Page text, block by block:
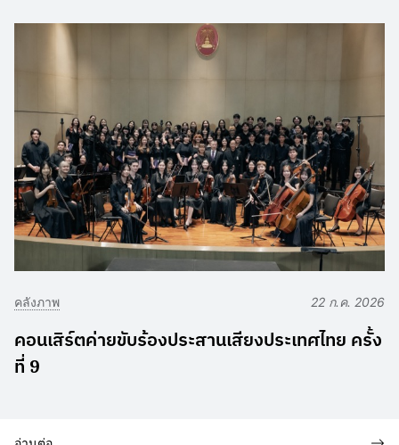
คลังภาพ 22 ก.ค. 2026
คอนเสิร์ตค่ายขับร้องประสานเสียงประเทศไทย ครั้ง
ที่ 9